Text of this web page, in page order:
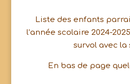
Liste des enfants
l’année scolaire 2024-
survol avec la
En bas de page